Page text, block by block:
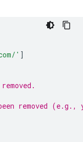
' ]
removed (e.g.,